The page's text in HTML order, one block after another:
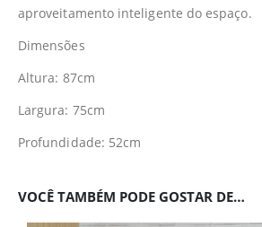
aproveitamento inteligente do espaço.
Dimensões
Altura: 87cm
Largura: 75cm
Profundidade: 52cm
VOCÊ TAMBÉM PODE GOSTAR DE…